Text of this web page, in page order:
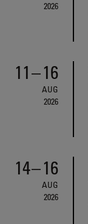
2026
11–16
AUG
2026
14–16
AUG
2026